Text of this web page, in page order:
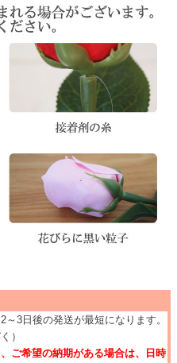
～3日後の発送が最短になります。
）
ご希望の納期がある場合は、日時